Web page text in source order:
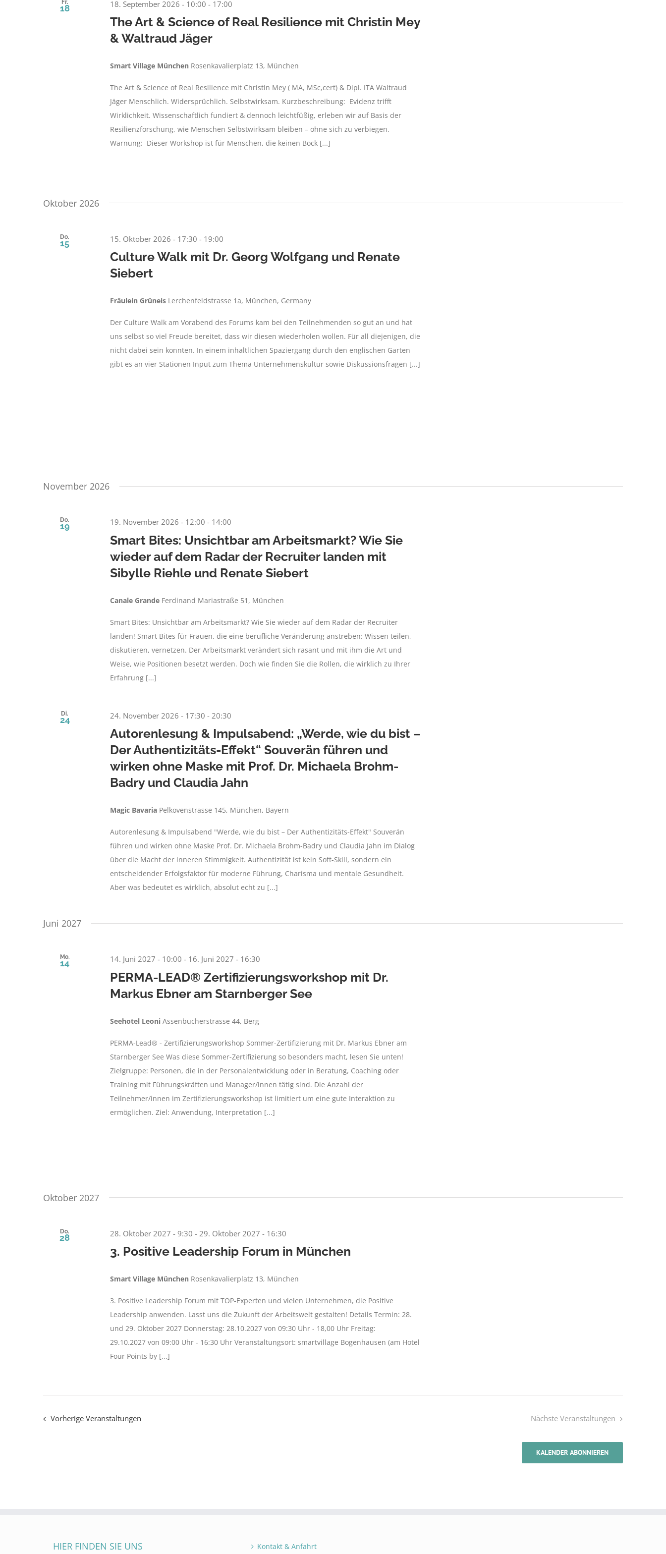
Fr.
18 18. September 2026 - 10:00 - 17:00
The Art & Science of Real Resilience mit Christin Mey
& Waltraud Jäger
Smart Village München Rosenkavalierplatz 13, München
The Art & Science of Real Resilience mit Christin Mey ( MA, MSc,cert) & Dipl. ITA Waltraud
Jäger Menschlich. Widersprüchlich. Selbstwirksam. Kurzbeschreibung: Evidenz trifft
Wirklichkeit. Wissenschaftlich fundiert & dennoch leichtfüßig, erleben wir auf Basis der
Resilienzforschung, wie Menschen Selbstwirksam bleiben – ohne sich zu verbiegen.
Warnung: Dieser Workshop ist für Menschen, die keinen Bock [...]
Oktober 2026
Do.
15 15. Oktober 2026 - 17:30 - 19:00
Culture Walk mit Dr. Georg Wolfgang und Renate
Siebert
Fräulein Grüneis Lerchenfeldstrasse 1a, München, Germany
Der Culture Walk am Vorabend des Forums kam bei den Teilnehmenden so gut an und hat
uns selbst so viel Freude bereitet, dass wir diesen wiederholen wollen. Für all diejenigen, die
nicht dabei sein konnten. In einem inhaltlichen Spaziergang durch den englischen Garten
gibt es an vier Stationen Input zum Thema Unternehmenskultur sowie Diskussionsfragen [...]
November 2026
Do.
19 19. November 2026 - 12:00 - 14:00
Smart Bites: Unsichtbar am Arbeitsmarkt? Wie Sie
wieder auf dem Radar der Recruiter landen mit
Sibylle Riehle und Renate Siebert
Canale Grande Ferdinand Mariastraße 51, München
Smart Bites: Unsichtbar am Arbeitsmarkt? Wie Sie wieder auf dem Radar der Recruiter
landen! Smart Bites für Frauen, die eine berufliche Veränderung anstreben: Wissen teilen,
diskutieren, vernetzen. Der Arbeitsmarkt verändert sich rasant und mit ihm die Art und
Weise, wie Positionen besetzt werden. Doch wie finden Sie die Rollen, die wirklich zu Ihrer
Erfahrung [...]
Di.
24 24. November 2026 - 17:30 -20:30
Autorenlesung & Impulsabend: „Werde, wie du bist –
Der Authentizitäts-Effekt“ Souverän führen und
wirken ohne Maske mit Prof. Dr. Michaela Brohm-
Badry und Claudia Jahn
Magic Bavaria Pelkovenstrasse 145, München, Bayern
Autorenlesung & Impulsabend "Werde, wie du bist – Der Authentizitäts-Effekt" Souverän
führen und wirken ohne Maske Prof. Dr. Michaela Brohm-Badry und Claudia Jahn im Dialog
über die Macht der inneren Stimmigkeit. Authentizität ist kein Soft-Skill, sondern ein
entscheidender Erfolgsfaktor für moderne Führung, Charisma und mentale Gesundheit.
Aber was bedeutet es wirklich, absolut echt zu [...]
Juni 2027
Mo.
14 14. Juni 2027 - 10:00 - 16. Juni 2027 - 16:30
PERMA-LEAD® Zertifizierungsworkshop mit Dr.
Markus Ebner am Starnberger See
Seehotel LeoniAssenbucherstrasse 44, Berg
PERMA-Lead® - Zertifizierungsworkshop Sommer-Zertifizierung mit Dr. Markus Ebner am
Starnberger See Was diese Sommer-Zertifizierung so besonders macht, lesen Sie unten!
Zielgruppe: Personen, die in der Personalentwicklung oder in Beratung, Coaching oder
Training mit Führungskräften und Manager/innen tätig sind. Die Anzahl der
Teilnehmer/innen im Zertifizierungsworkshop ist limitiert um eine gute Interaktion zu
ermöglichen. Ziel: Anwendung, Interpretation [...]
Oktober 2027
Do.
28 28. Oktober 2027 - 9:30 -29. Oktober 2027 - 16:30
3. Positive Leadership Forum in München
Smart Village München Rosenkavalierplatz 13, München
3. Positive Leadership Forum mit TOP-Experten und vielen Unternehmen, die Positive
Leadership anwenden. Lasst uns die Zukunft der Arbeitswelt gestalten! Details Termin: 28.
und 29. Oktober 2027 Donnerstag: 28.10.2027 von 09:30 Uhr - 18,00 Uhr Freitag:
29.10.2027 von 09:00 Uhr - 16:30 Uhr Veranstaltungsort: smartvillage Bogenhausen (am Hotel
Four Points by [...]
VorherigeVeranstaltungen NächsteVeranstaltungen
KALENDER ABONNIEREN
HIER FINDEN SIE UNS Kontakt & Anfahrt